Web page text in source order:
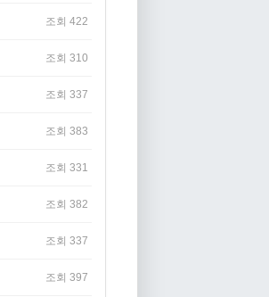
조회 422
조회 310
조회 337
조회 383
조회 331
조회 382
조회 337
조회 397